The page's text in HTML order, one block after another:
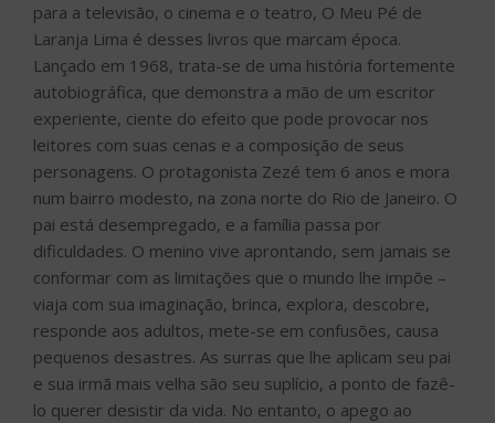
para a televisão, o cinema e o teatro, O Meu Pé de
Laranja Lima é desses livros que marcam época.
Lançado em 1968, trata-se de uma história fortemente
autobiográfica, que demonstra a mão de um escritor
experiente, ciente do efeito que pode provocar nos
leitores com suas cenas e a composição de seus
personagens. O protagonista Zezé tem 6 anos e mora
num bairro modesto, na zona norte do Rio de Janeiro. O
pai está desempregado, e a família passa por
dificuldades. O menino vive aprontando, sem jamais se
conformar com as limitações que o mundo lhe impõe –
viaja com sua imaginação, brinca, explora, descobre,
responde aos adultos, mete-se em confusões, causa
pequenos desastres. As surras que lhe aplicam seu pai
e sua irmã mais velha são seu suplício, a ponto de fazê-
lo querer desistir da vida. No entanto, o apego ao